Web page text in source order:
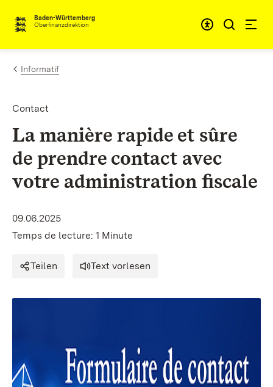
Passer au contenu
Baden-Württemberg
Oberfinanzdirektion
Informatif
Contact
La manière rapide et sûre
de prendre contact avec
votre administration fiscale
09.06.2025
Temps de lecture: 1 Minute
Teilen Text vorlesen